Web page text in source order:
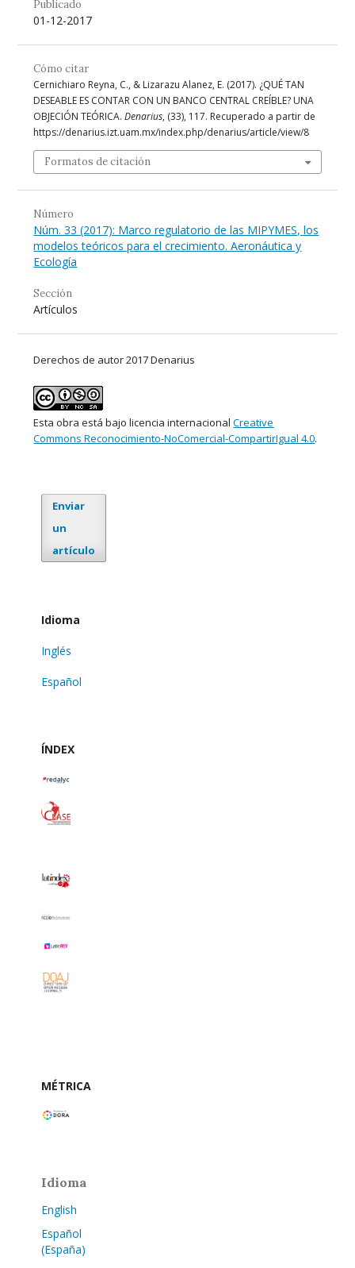
Publicado
01-12-2017
Cómo citar
Cernichiaro Reyna, C., & Lizarazu Alanez, E. (2017). ¿QUÉ TAN
DESEABLE ES CONTAR CON UN BANCO CENTRAL CREÍBLE? UNA
OBJECIÓN TEÓRICA.Denarius, (33), 117. Recuperado a partir de
https://denarius.izt.uam.mx/index.php/denarius/article/view/8
Formatos de citación
Número
Núm. 33 (2017): Marco regulatorio de las MIPYMES, los
modelos teóricos para el crecimiento. Aeronáutica y
Ecología
Sección
Artículos
Derechos de autor 2017 Denarius
Esta obra está bajo licencia internacionalCreative
Commons Reconocimiento-NoComercial-CompartirIgual 4.0.
Enviar
un
artículo
Idioma
Inglés
Español
ÍNDEX
MÉTRICA
Idioma
English
Español
(España)